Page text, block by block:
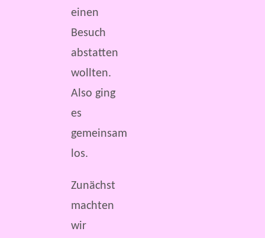
einen
Besuch
abstatten
wollten.
Also ging
es
gemeinsam
los.
Zunächst
machten
wir